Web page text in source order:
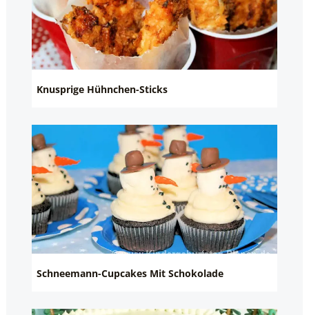
Knusprige Hühnchen-Sticks
Schneemann-Cupcakes Mit Schokolade